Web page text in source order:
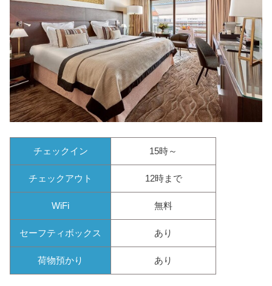
チェックイン 15時～
チェックアウト 12時まで
WiFi 無料
セーフティボックス あり
荷物預かり あり